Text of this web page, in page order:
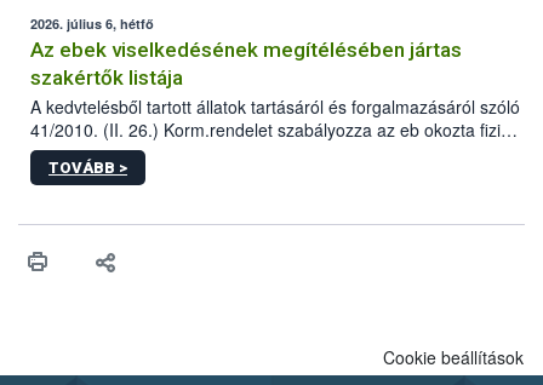
2026. július 6, hétfő
Az ebek viselkedésének megítélésében jártas
szakértők listája
A kedvtelésből tartott állatok tartásáról és forgalmazásáról szóló
41/2010. (II. 26.) Korm.rendelet szabályozza az eb okozta fizikai
sérülés, illetve ennek veszélye keletkezésekor felmerülő
hatósági feladatokat, valamint a veszélyes eb tartását és annak
vonni az ebek viselkedésének megítélésében jártas szakértőt.
TOVÁBB >
Cookie beállítások